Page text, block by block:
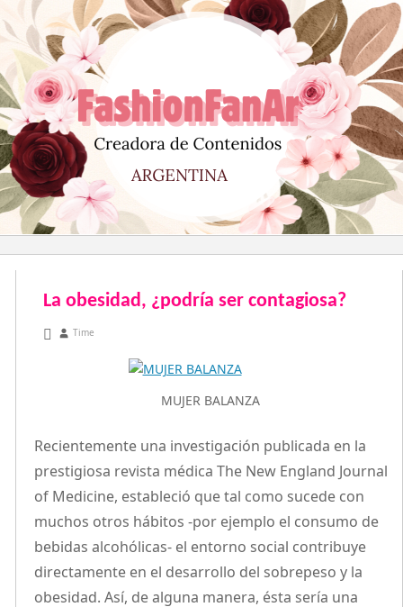
al
contenido
La obesidad, ¿podría ser contagiosa?
abril 14, 2011
Time
MUJER BALANZA
Recientemente una investigación publicada en la
prestigiosa revista médica The New England Journal
of Medicine, estableció que tal como sucede con
muchos otros hábitos -por ejemplo el consumo de
bebidas alcohólicas- el entorno social contribuye
directamente en el desarrollo del sobrepeso y la
obesidad. Así, de alguna manera, ésta sería una